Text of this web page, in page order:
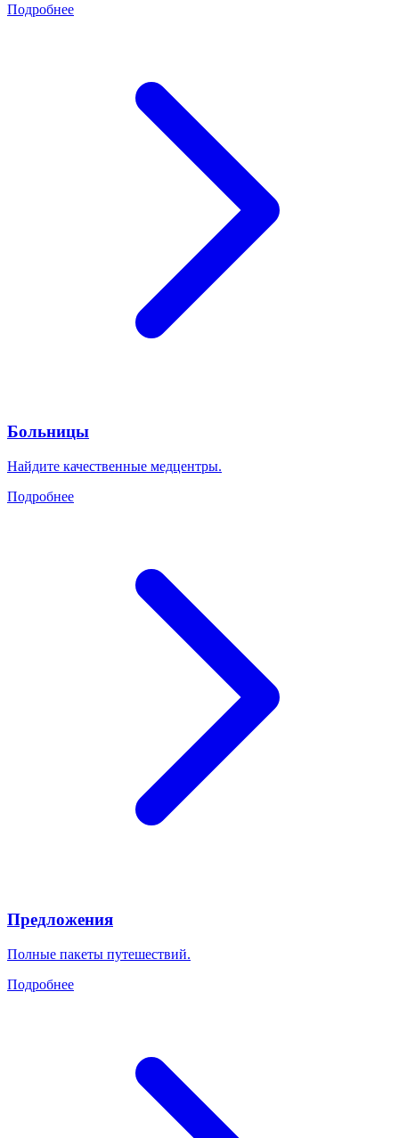
Подробнее
Больницы
Найдите качественные медцентры.
Подробнее
Предложения
Полные пакеты путешествий.
Подробнее